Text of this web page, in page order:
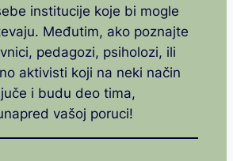
institucije koje bi mogle
Međutim, ako poznajte
pedagozi, psiholozi, ili
aktivisti koji na neki način
i budu deo tima,
vašoj poruci!